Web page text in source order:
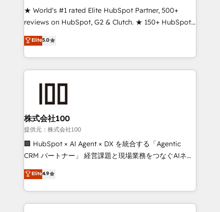
★ World's #1 rated Elite HubSpot Partner, 500+
reviews on HubSpot, G2 & Clutch. ★ 150+ HubSpot
Certified Experts & Trainers across the team ★
1,500+ implementations across five continents ★ AI-
First, RevOps-led, Onboarding obsessed ★
Company of the Year 2024/25 INSIDEA helps
and build AI-powered workflows that drive adoption
from week one, in your time zone. What we do ➤
Onboarding: Live in weeks, with workflows built
around your business, not a template. ➤ Migration:
Move from any legacy CRM. Zero downtime, full data
run your revenue process. Sales, marketing, and
service wired together. ➤ AI and Integrations: Layer
Elite5.0
株式会社100
提供元：株式会社100
🏢 HubSpot × AI Agent × DX を統合する「Agentic
CRM パートナー」 経営課題と現場業務をつなぐAIネイ
ティブ・エージェンシーとして、HubSpot Eliteの実装
力で顧客フロント業務を再設計します。 💡 100inc は何
をする会社か？ HubSpotを共通基盤に、AIエージェン
トを組み込んだ顧客フロント業務（マーケティング・営
Elite4.9